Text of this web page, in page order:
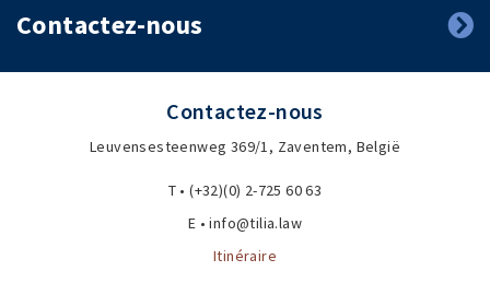
Contactez-nous
Contactez-nous
Leuvensesteenweg 369/1, Zaventem, België
T • (+32)(0) 2-725 60 63
E • info@tilia.law
Itinéraire